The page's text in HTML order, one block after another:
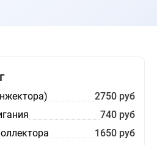
2750 руб
740 руб
1650 руб